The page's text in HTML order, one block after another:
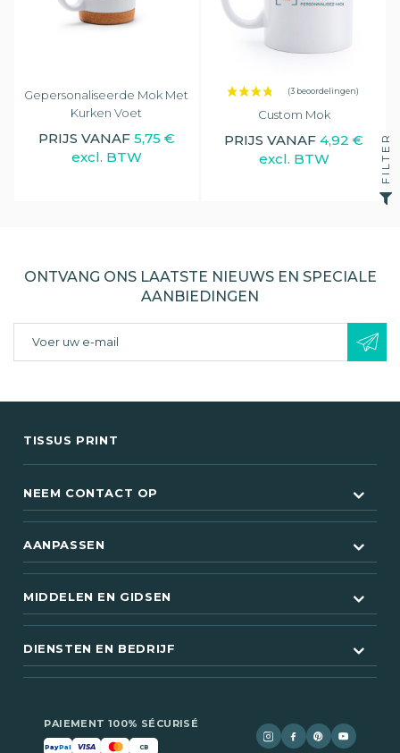
Gepersonaliseerde Mok Met
Kurken Voet
PRIJS VANAF 5,75 €
excl. BTW
Custom Mok
PRIJS VANAF 4,92 €
excl. BTW
ONTVANG ONS LAATSTE NIEUWS EN SPECIALE
AANBIEDINGEN
TISSUS PRINT
NEEM CONTACT OP
AANPASSEN
MIDDELEN EN GIDSEN
DIENSTEN EN BEDRIJF
PAIEMENT 100% SÉCURISÉ
PayPal VISA CB
FILTER